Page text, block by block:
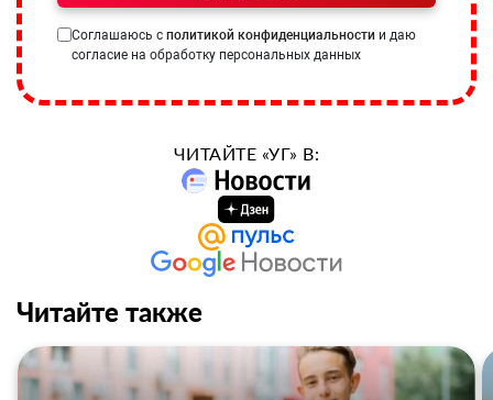
Соглашаюсь с политикой конфиденциальности и даю
согласие на обработку персональных данных
ЧИТАЙТЕ «УГ» В:
Читайте также